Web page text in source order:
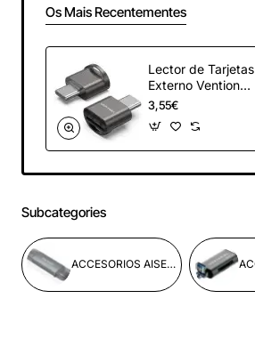
Os Mais Recentementes
Lector de Tarjetas
Externo Vention
CLMH0/ USB Tipo-
C
3,55€
Subcategories
ACCESORIOS AISENS